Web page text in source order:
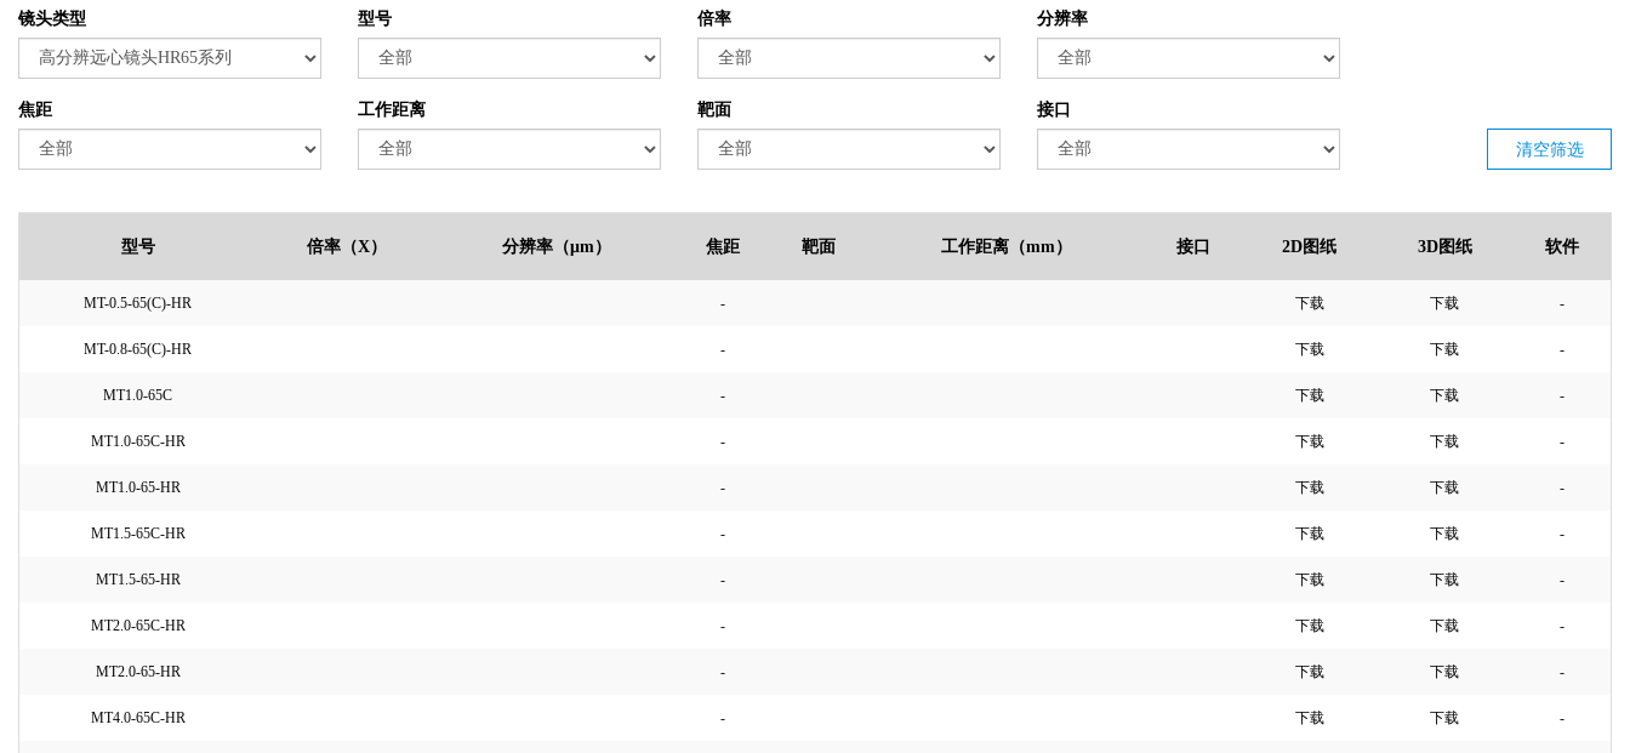
镜头类型 型号 倍率 分辨率
焦距 工作距离 靶面 接口
清空筛选
型号 倍率（X） 分辨率（μm） 焦距 靶面 工作距离（mm） 接口 2D图纸 3D图纸 软件
MT-0.5-65(C)-HR - 下载 下载 -
MT-0.8-65(C)-HR - 下载 下载 -
MT1.0-65C - 下载 下载 -
MT1.0-65C-HR - 下载 下载 -
MT1.0-65-HR - 下载 下载 -
MT1.5-65C-HR - 下载 下载 -
MT1.5-65-HR - 下载 下载 -
MT2.0-65C-HR - 下载 下载 -
MT2.0-65-HR - 下载 下载 -
MT4.0-65C-HR - 下载 下载 -